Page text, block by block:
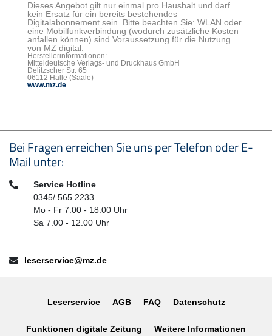
Dieses Angebot gilt nur einmal pro Haushalt und darf
kein Ersatz für ein bereits bestehendes
Digitalabonnement sein. Bitte beachten Sie: WLAN oder
eine Mobilfunkverbindung (wodurch zusätzliche Kosten
anfallen können) sind Voraussetzung für die Nutzung
von MZ digital.
Herstellerinformationen:
Mitteldeutsche Verlags- und Druckhaus GmbH
Delitzscher Str. 65
06112 Halle (Saale)
www.mz.de
Seitenfußbereich
Bei Fragen erreichen Sie uns per Telefon oder E-
Mail unter:
Telefon:Service Hotline
0345/ 565 2233
Mo - Fr 7.00 - 18.00 Uhr
Sa 7.00 - 12.00 Uhr
E-Mail:leserservice@mz.de
Leserservice AGB FAQ Datenschutz
Funktionen digitale Zeitung Weitere Informationen